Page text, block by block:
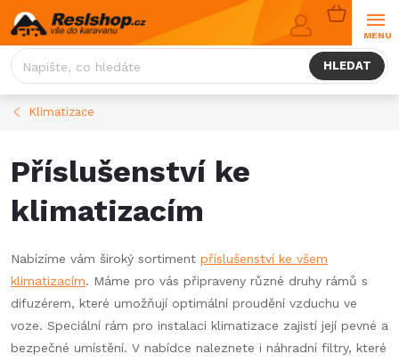
Přejít
na
obsah
HLEDAT
NÁKUPNÍ
KOŠÍK
Klimatizace
Příslušenství ke
klimatizacím
Nabízíme vám široký sortiment příslušenství ke všem
klimatizacím. Máme pro vás připraveny různé druhy rámů s
difuzérem, které umožňují optimální proudění vzduchu ve
voze. Speciální rám pro instalaci klimatizace zajistí její pevné a
bezpečné umístění. V nabídce naleznete i náhradní filtry, které